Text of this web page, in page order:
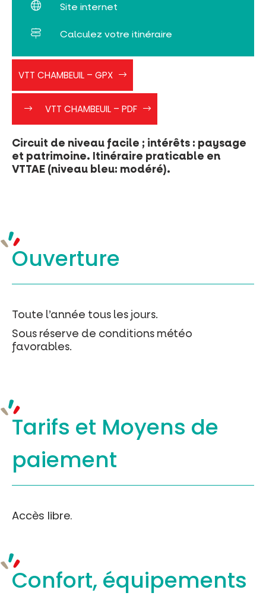
Circuit de niveau facile ; intérêts : paysage
et patrimoine. Itinéraire praticable en
VTTAE (niveau bleu: modéré).
Ouverture
Toute l’année tous les jours.
Sous réserve de conditions météo
favorables.
Tarifs et Moyens de
paiement
Accès libre.
Confort, équipements
Site internet
Calculez votre itinéraire
VTT CHAMBEUIL – GPX
BLEU
CHAMBEUIL
clic
droit
-
>
enregistré
sous
-
>
enregistré
sous)VTT
Chambeuil
Geojson
VTT CHAMBEUIL – PDF